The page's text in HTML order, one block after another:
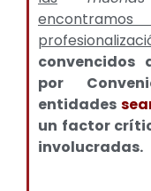
convencidos
por
entidades
un factor
involucradas.